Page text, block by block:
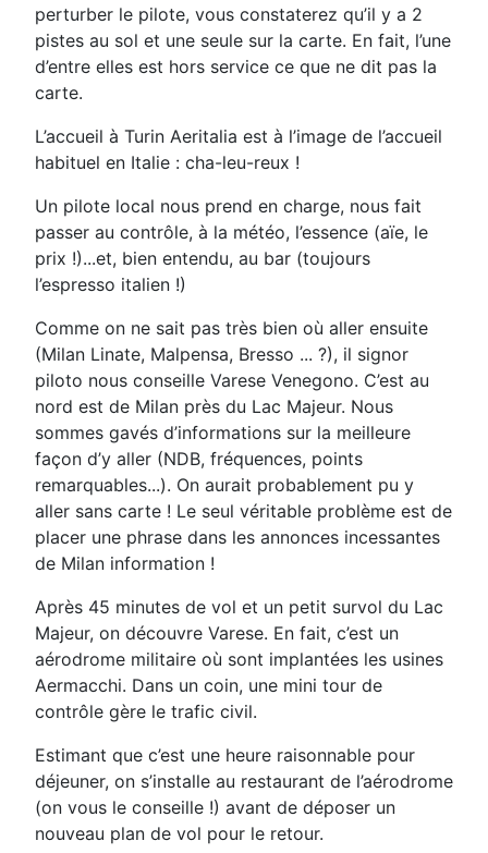
perturber le pilote, vous constaterez qu’il y a 2
pistes au sol et une seule sur la carte. En fait, l’une
d’entre elles est hors service ce que ne dit pas la
carte.
L’accueil à Turin Aeritalia est à l’image de l’accueil
habituel en Italie : cha-leu-reux !
Un pilote local nous prend en charge, nous fait
passer au contrôle, à la météo, l’essence (aïe, le
prix !)...et, bien entendu, au bar (toujours
l’espresso italien !)
Comme on ne sait pas très bien où aller ensuite
(Milan Linate, Malpensa, Bresso ... ?), il signor
piloto nous conseille Varese Venegono. C’est au
nord est de Milan près du Lac Majeur. Nous
sommes gavés d’informations sur la meilleure
façon d’y aller (NDB, fréquences, points
remarquables...). On aurait probablement pu y
aller sans carte ! Le seul véritable problème est de
placer une phrase dans les annonces incessantes
de Milan information !
Après 45 minutes de vol et un petit survol du Lac
Majeur, on découvre Varese. En fait, c’est un
aérodrome militaire où sont implantées les usines
Aermacchi. Dans un coin, une mini tour de
contrôle gère le trafic civil.
Estimant que c’est une heure raisonnable pour
déjeuner, on s’installe au restaurant de l’aérodrome
(on vous le conseille !) avant de déposer un
nouveau plan de vol pour le retour.